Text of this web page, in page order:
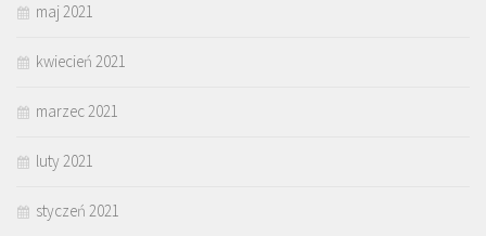
maj 2021
kwiecień 2021
marzec 2021
luty 2021
styczeń 2021